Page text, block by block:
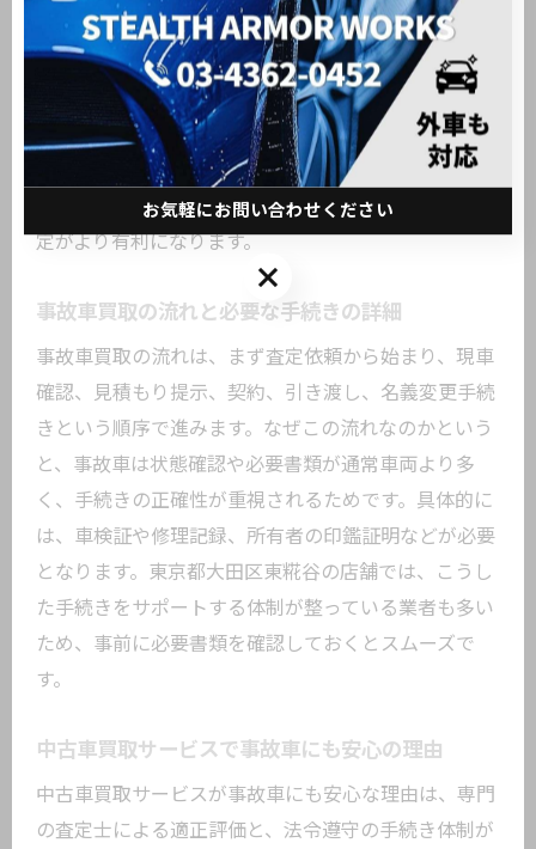
た店舗は、事故車でも再販ルートを確保しやすく、積
極的な査定が期待できるためです。例えば、事前に車
内外を清掃し、必要書類を揃えておくことで、査定時
の印象が良くなります。さらに、事故箇所の写真や修
理明細を提示すると、査定士の信頼度もアップしま
す。こうした具体的な準備を行えば、地元での買取査
定がより有利になります。
事故車買取の流れと必要な手続きの詳細
事故車買取の流れは、まず査定依頼から始まり、現車
確認、見積もり提示、契約、引き渡し、名義変更手続
きという順序で進みます。なぜこの流れなのかという
と、事故車は状態確認や必要書類が通常車両より多
く、手続きの正確性が重視されるためです。具体的に
は、車検証や修理記録、所有者の印鑑証明などが必要
となります。東京都大田区東糀谷の店舗では、こうし
た手続きをサポートする体制が整っている業者も多い
ため、事前に必要書類を確認しておくとスムーズで
す。
中古車買取サービスで事故車にも安心の理由
中古車買取サービスが事故車にも安心な理由は、専門
の査定士による適正評価と、法令遵守の手続き体制が
お気軽にお問い合わせください
お気軽にお問い合わせください